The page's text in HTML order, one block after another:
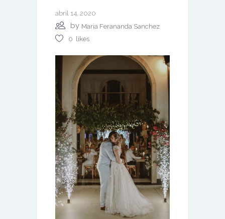
abril 14, 2020
by Maria Ferananda Sanchez
0 likes